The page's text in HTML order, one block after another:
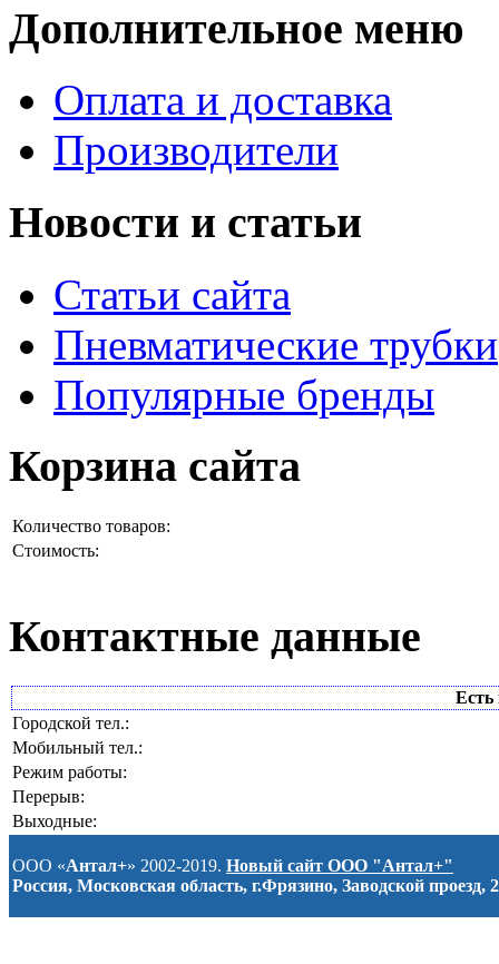
Дополнительное меню
Оплата и доставка
Производители
Новости и статьи
Статьи сайта
Пневматические трубки
Популярные бренды
Корзина сайта
Количество товаров:
Стоимость:
Контактные данные
Есть
Городской тел.:
Мобильный тел.:
Режим работы:
Перерыв:
Выходные:
ООО «Антал+» 2002-2019. Новый сайт ООО "Антал+"
Россия, Московская область, г.Фрязино, Заводской проезд, 2